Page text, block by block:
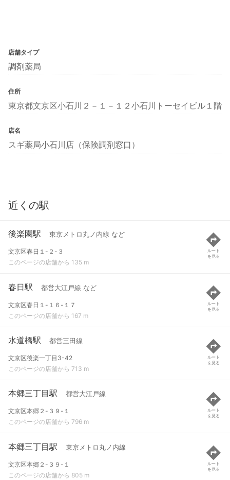
店舗タイプ
調剤薬局
住所
東京都文京区小石川２－１－１２小石川トーセイビル１階
店名
スギ薬局小石川店（保険調剤窓口）
近くの駅
後楽園駅 東京メトロ丸ノ内線 など
文京区春日１-２-３
このページの店舗から 135 m
ルート
を見る
春日駅 都営大江戸線 など
文京区春日１-１６-１７
このページの店舗から 167 m
ルート
を見る
水道橋駅 都営三田線
文京区後楽一丁目3-42
このページの店舗から 713 m
ルート
を見る
本郷三丁目駅 都営大江戸線
文京区本郷２-３９-１
このページの店舗から 796 m
ルート
を見る
本郷三丁目駅 東京メトロ丸ノ内線
文京区本郷２-３９-１
このページの店舗から 805 m
ルート
を見る